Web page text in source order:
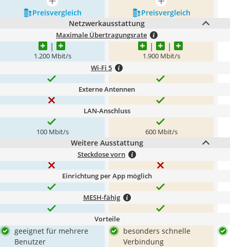
mehr anzeigen
mehr anzeigen
Preis­vergleich
Preis­vergleich
Netzwerkausstattung
Maximale Übertragungsrate
1.200 Mbit/s 1.900 Mbit/s
Wi-Fi 5
Externe Antennen
LAN-Anschluss
100 Mbit/s 600 Mbit/s
Weitere Ausstattung
Steckdose vorn
Einrichtung per App möglich
MESH-fähig
Vorteile
geeignet für mehrere
Benutzer
besonders schnelle
Verbindung